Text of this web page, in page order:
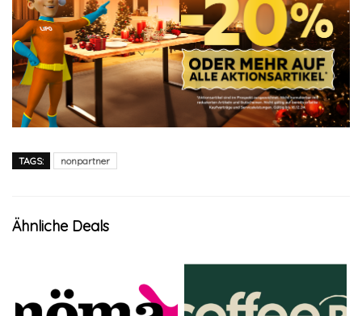
TAGS: nonpartner
Ähnliche Deals